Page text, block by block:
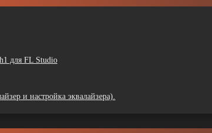
для FL Studio
и настройка эквалайзера).